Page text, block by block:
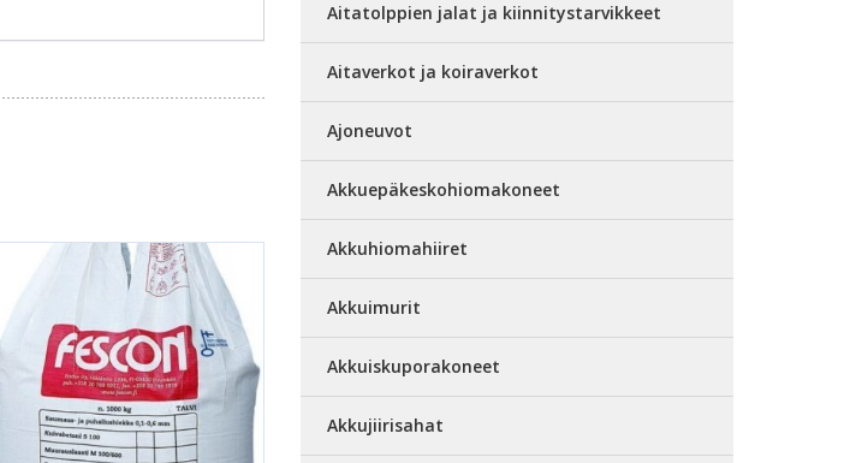
Aitatolppien jalat ja kiinnitystarvikkeet
Aitaverkot ja koiraverkot
Ajoneuvot
Akkuepäkeskohiomakoneet
Akkuhiomahiiret
Akkuimurit
Akkuiskuporakoneet
Akkujiirisahat